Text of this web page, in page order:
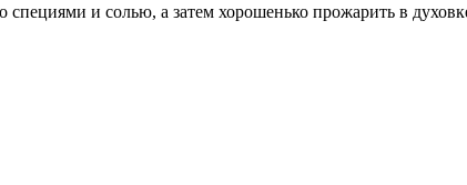
и солью, а затем хорошенько прожарить в